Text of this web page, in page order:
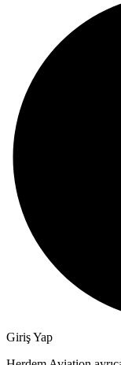
Giriş Yap